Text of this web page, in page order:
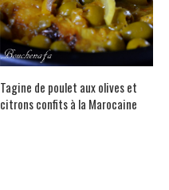
Tagine de poulet aux olives et
citrons confits à la Marocaine